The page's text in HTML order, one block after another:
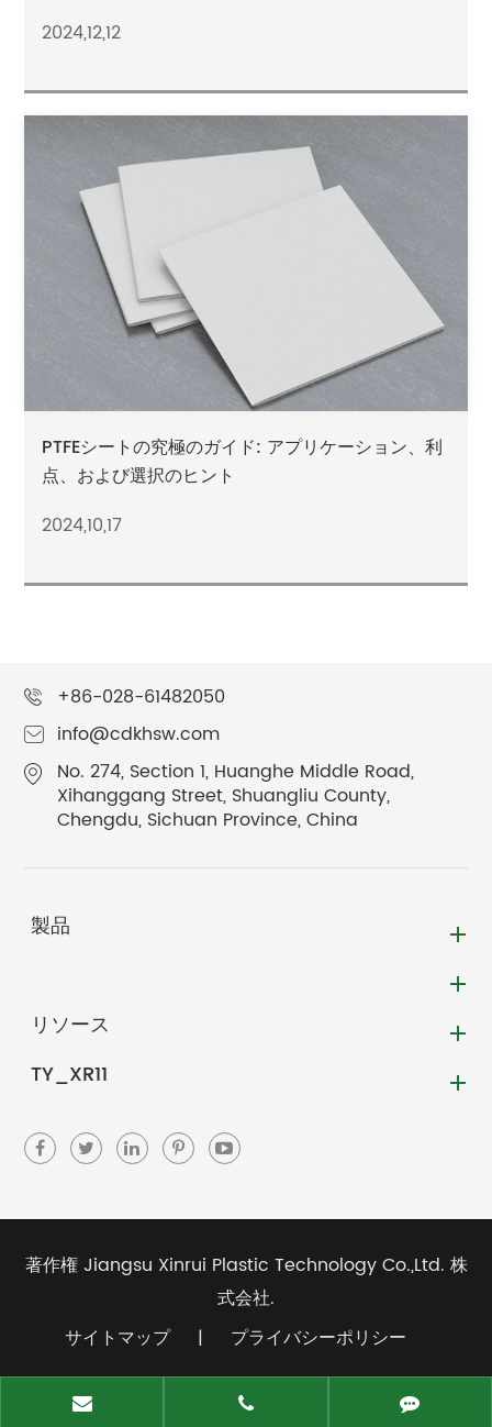
2024,12,12
PTFEシートの究極のガイド: アプリケーション、利
点、および選択のヒント
2024,10,17
+86-028-61482050
info@cdkhsw.com
No. 274, Section 1, Huanghe Middle Road,
Xihanggang Street, Shuangliu County,
Chengdu, Sichuan Province, China
製品
リソース
TY_XR11
著作権 Jiangsu Xinrui Plastic Technology Co.,Ltd. 株
式会社.
サイトマップ
| プライバシーポリシー